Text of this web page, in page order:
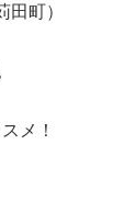
町）
メ！